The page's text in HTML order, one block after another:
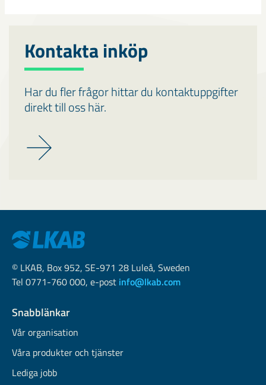
Kontakta inköp
Har du fler frågor hittar du kontaktuppgifter
direkt till oss här.
© LKAB, Box 952, SE-971 28 Luleå, Sweden
Tel 0771-760 000, e-post info@lkab.com
Snabblänkar
Vår organisation
Våra produkter och tjänster
Lediga jobb